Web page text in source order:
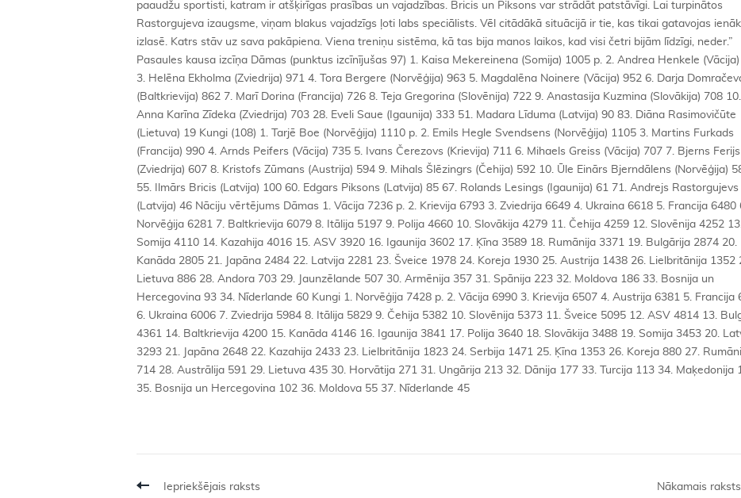
Iepriekšējais raksts Nākamais raksts